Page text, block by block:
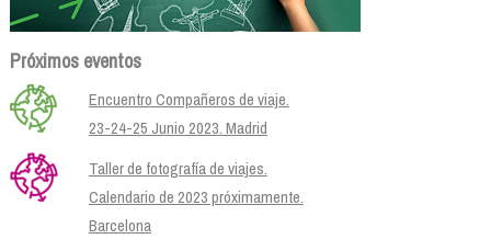
Próximos eventos
Encuentro Compañeros de viaje.
23-24-25 Junio 2023. Madrid
Taller de fotografía de viajes.
Calendario de 2023 próximamente.
Barcelona